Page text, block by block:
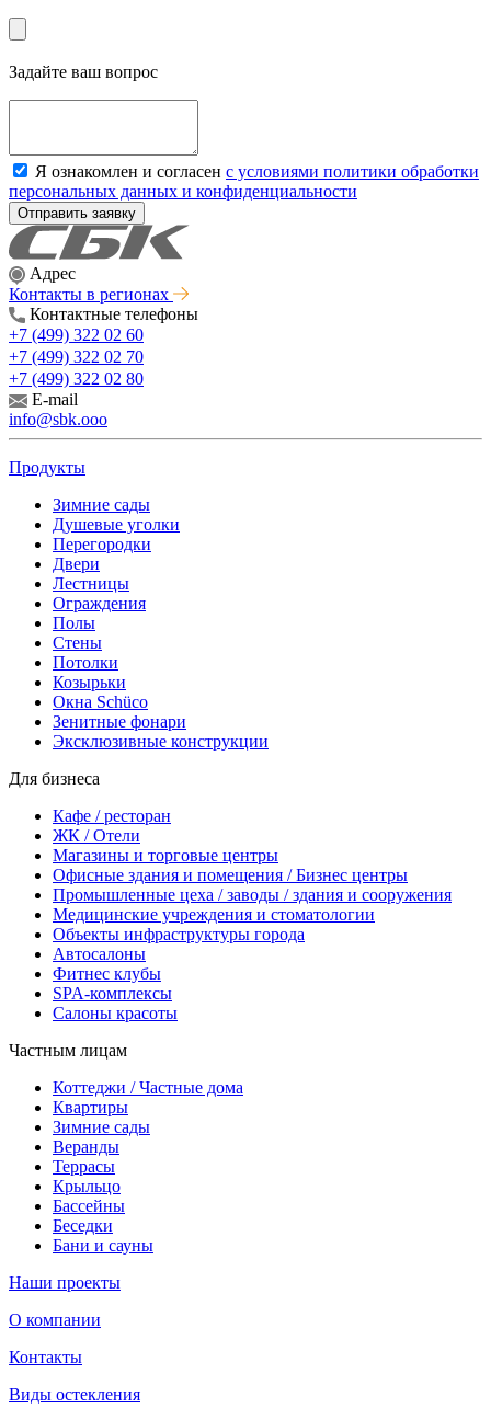
Задайте ваш вопрос
Я ознакомлен и согласен с условиями политики обработки
персональных данных и конфиденциальности
Отправить заявку
Адрес
Контакты в регионах
Контактные телефоны
+7 (499) 322 02 60
+7 (499) 322 02 70
+7 (499) 322 02 80
E-mail
info@sbk.ooo
Продукты
Зимние сады
Душевые уголки
Перегородки
Двери
Лестницы
Ограждения
Полы
Стены
Потолки
Козырьки
Окна Schüco
Зенитные фонари
Эксклюзивные конструкции
Для бизнеса
Кафе / ресторан
ЖК / Отели
Магазины и торговые центры
Офисные здания и помещения / Бизнес центры
Промышленные цеха / заводы / здания и сооружения
Медицинские учреждения и стоматологии
Объекты инфраструктуры города
Автосалоны
Фитнес клубы
SPA-комплексы
Салоны красоты
Частным лицам
Коттеджи / Частные дома
Квартиры
Зимние сады
Веранды
Террасы
Крыльцо
Бассейны
Беседки
Бани и сауны
Наши проекты
О компании
Контакты
Виды остекления